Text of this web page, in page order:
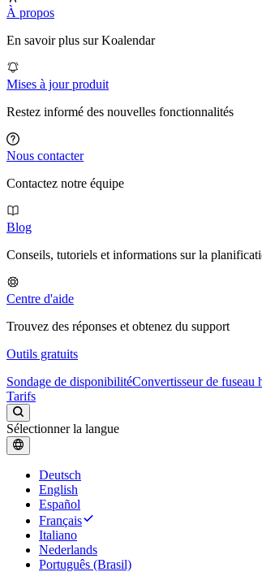
À propos
En savoir plus sur Koalendar
Mises à jour produit
Restez informé des nouvelles fonctionnalités
Nous contacter
Contactez notre équipe
Blog
Conseils, tutoriels et informations sur la
Centre d'aide
Trouvez des réponses et obtenez du support
Outils gratuits
Sondage de disponibilitéConvertisseur de fuseau
Tarifs
Sélectionner la langue
Deutsch
English
Español
Français
Italiano
Nederlands
Português (Brasil)